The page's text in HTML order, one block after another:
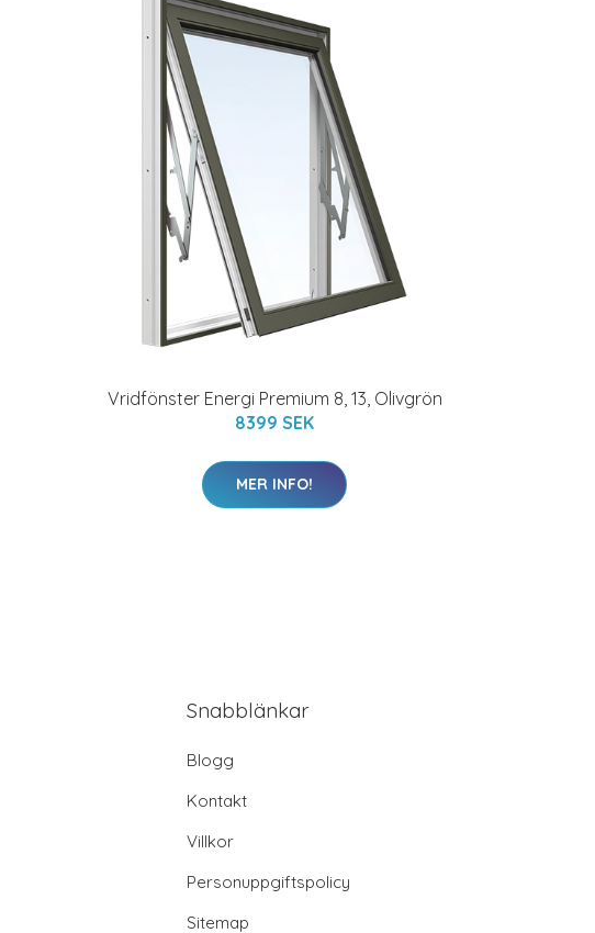
Vridfönster Energi Premium 8, 13, Olivgrön
8399 SEK
MER INFO!
Snabblänkar
Blogg
Kontakt
Villkor
Personuppgiftspolicy
Sitemap